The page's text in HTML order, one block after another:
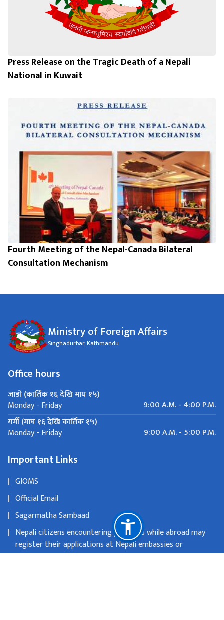
Press Release on the Tragic Death of a Nepali
National in Kuwait
Fourth Meeting of the Nepal-Canada Bilateral
Consultation Mechanism
Ministry of Foreign Affairs
Singhadurbar, Kathmandu
Office hours
जाडो (कार्तिक १६ देखि माघ १५)
Monday - Friday
9:00 A.M. - 4:00 P.M.
गर्मी (माघ १६ देखि कार्तिक १५)
Monday - Friday 9:00 A.M. - 5:00 P.M.
Important Links
GIOMS
Official Email
Sagarmatha Sambaad
Nepali citizens encountering problems while abroad may
register their applications at Nepali embassies or
consulates